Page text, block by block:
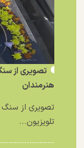
تصویری از
هنرمندان
تصویری از سنگ
تلویزیون...